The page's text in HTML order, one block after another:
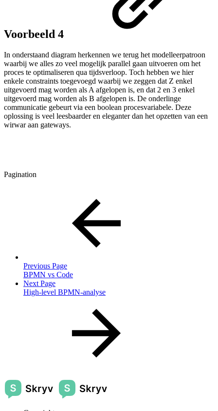
Voorbeeld 4
In onderstaand diagram herkennen we terug het modelleerpatroon
waarbij we alles zo veel mogelijk parallel gaan uitvoeren om het
proces te optimaliseren qua tijdsverloop. Toch hebben we hier
enkele constraints toegevoegd waarbij we zeggen dat Z enkel
uitgevoerd mag worden als A afgelopen is, en dat 2 en 3 enkel
uitgevoerd mag worden als B afgelopen is. De onderlinge
communicatie gebeurt via een boolean procesvariabele. Deze
oplossing is veel leesbaarder en eleganter dan het opzetten van een
wirwar aan gateways.
Pagination
Previous Page
BPMN vs Code
Next Page
High-level BPMN-analyse